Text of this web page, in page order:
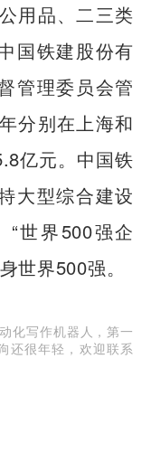
用品、二三类
国铁建股份有
管理委员会管
分别在上海和
亿元。中国铁
大型综合建设
“世界500强企
世界500强。
化写作机器人，第一
还很年轻，欢迎联系